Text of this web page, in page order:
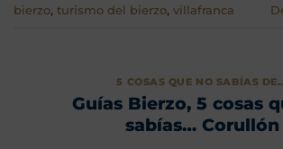
bierzo, turismo del bierzo, villafranca
5 COSAS QUE NO SABÍAS
Guías Bierzo, 5 cosas
sabías… Corullón